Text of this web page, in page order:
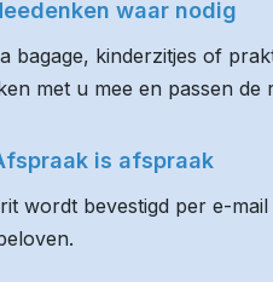
waar nodig
bagage, kinderzitjes of
met u mee en passen de
is afspraak
wordt bevestigd per e-